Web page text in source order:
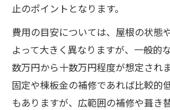
止のポイントとなります。
費用の目安については、屋根の状態
よって大きく異なりますが、一般的
数万円から十数万円程度が想定され
固定や棟板金の補修であれば比較的
もありますが、広範囲の補修や葺き